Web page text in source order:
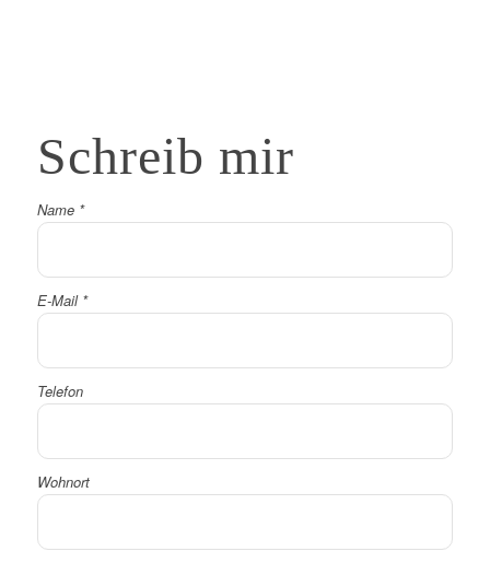
Schreib mir
Name *
E-Mail *
Telefon
Wohnort